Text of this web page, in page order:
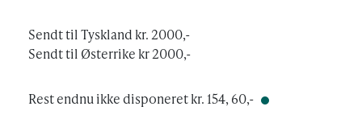
Sendt til Tyskland kr. 2000,-
Sendt til Østerrike kr 2000,-
Rest endnu ikke disponeret kr. 154, 60,-